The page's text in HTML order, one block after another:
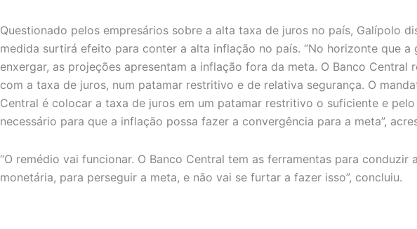
Questionado pelos empresários sobre a alta taxa de juros no país, Galípolo
medida surtirá efeito para conter a alta inflação no país. “No horizonte que a
enxergar, as projeções apresentam a inflação fora da meta. O Banco Central
com a taxa de juros, num patamar restritivo e de relativa segurança. O
Central é colocar a taxa de juros em um patamar restritivo o suficiente e
necessário para que a inflação possa fazer a convergência para a meta”,
“O remédio vai funcionar. O Banco Central tem as ferramentas para conduzir
monetária, para perseguir a meta, e não vai se furtar a fazer isso”, concluiu.